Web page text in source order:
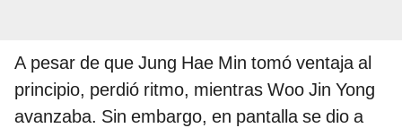
A pesar de que Jung Hae Min tomó ventaja al
principio, perdió ritmo, mientras Woo Jin Yong
avanzaba. Sin embargo, en pantalla se dio a